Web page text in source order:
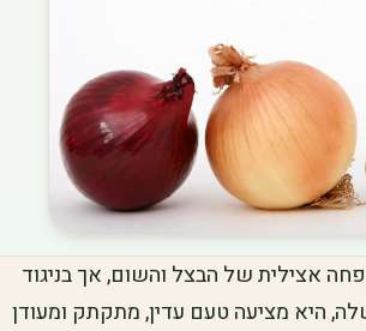
אצילית של הבצל והשום, אך בניגוד
היא מציעה טעם עדין, מתקתק ומעודן